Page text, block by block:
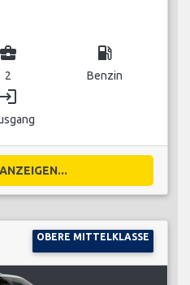
business_center
2
local_gas_station
Benzin
login
OBERE MITTELKLASSE